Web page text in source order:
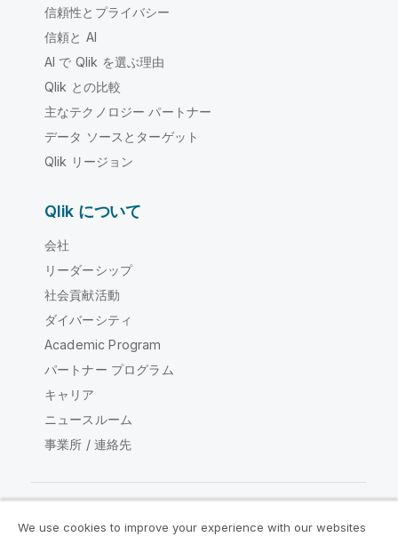
信頼性とプライバシー
信頼と AI
AI で Qlik を選ぶ理由
Qlik との比較
主なテクノロジー パートナー
データ ソースとターゲット
Qlik リージョン
Qlik について
会社
リーダーシップ
社会貢献活動
ダイバーシティ
Academic Program
パートナー プログラム
キャリア
ニュースルーム
事業所 / 連絡先
We use cookies to improve your experience with our websites